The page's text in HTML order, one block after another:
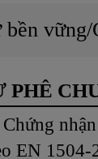
bền
PHÊ
Chứng
EN 1504-